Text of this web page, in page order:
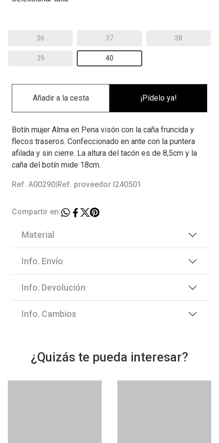
36 37 38
39 40
¡Pídelo ya!
Botín mujer Alma en Pena visón con la caña fruncida y
flecos traseros. Confeccionado en ante con la puntera
afilada y sin cierre. La altura del tacón es de 8,5cm y la
caña del botín mide 18cm.
Ref. A00290 Ref. proveedor I240501
Compartir en:
Material
Info. Envío
Info. Devolución
Info. Cambios
¿Quizás te pueda interesar?